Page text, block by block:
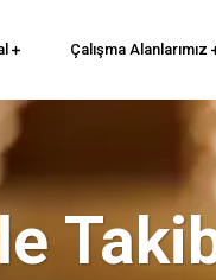
Çalışma Alanlarımız